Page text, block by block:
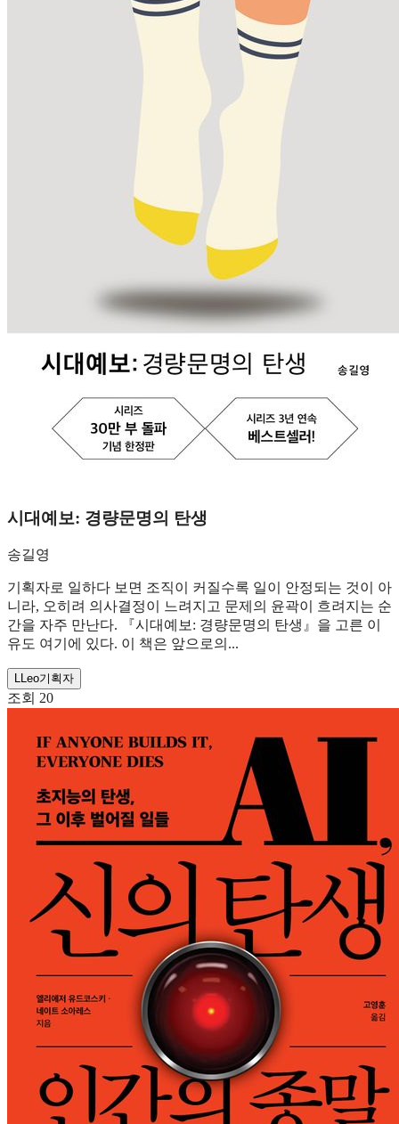
시대예보: 경량문명의 탄생
송길영
기획자로 일하다 보면 조직이 커질수록 일이 안정되는 것이 아
니라, 오히려 의사결정이 느려지고 문제의 윤곽이 흐려지는 순
간을 자주 만난다. 『시대예보: 경량문명의 탄생』을 고른 이
유도 여기에 있다. 이 책은 앞으로의...
LLeo기획자
조회 20